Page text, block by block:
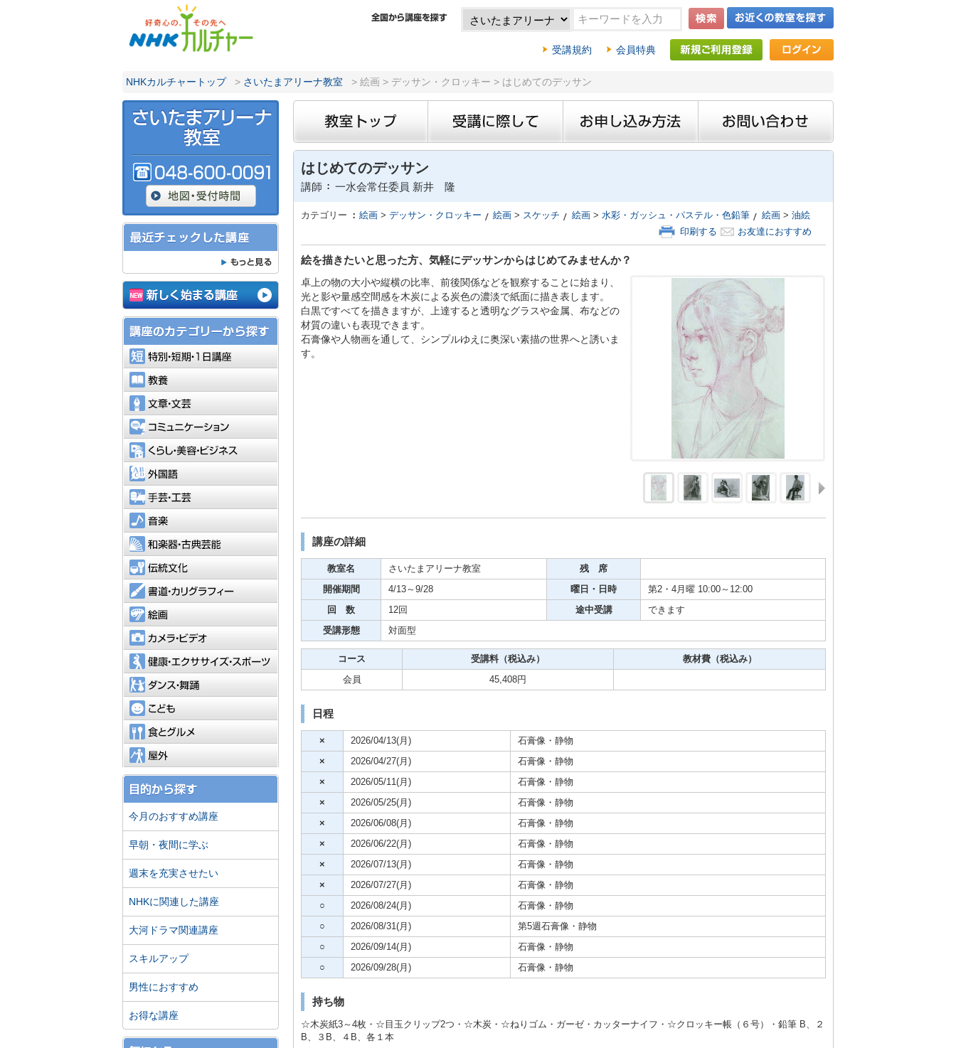
受講規約 会員特典
NHKカルチャートップ > さいたまアリーナ教室 > 絵画 > デッサン・クロッキー > はじめてのデッサン
はじめてのデッサン
講師 一水会常任委員 新井 隆
カテゴリー 絵画 > デッサン・クロッキー 絵画 > スケッチ 絵画 >水彩・ガッシュ・パステル・色鉛筆 絵画 > 油絵
印刷する
お友達におすすめ
絵を描きたいと思った方、気軽にデッサンからはじめてみませんか？
卓上の物の大小や縦横の比率、前後関係などを観察することに始まり、
光と影や量感空間感を木炭による炭色の濃淡で紙面に描き表します。
白黒ですべてを描きますが、上達すると透明なグラスや金属、布などの
材質の違いも表現できます。
石膏像や人物画を通して、シンプルゆえに奥深い素描の世界へと誘いま
す。
講座の詳細
教室名 さいたまアリーナ教室 残 席
開催期間 4/13～9/28 曜日・日時 第2・4月曜 10:00～12:00
回 数 12回 途中受講 できます
受講形態 対面型
コース 受講料（税込み） 教材費（税込み）
会員 45,408円
日程
× 2026/04/13(月) 石膏像・静物
× 2026/04/27(月) 石膏像・静物
× 2026/05/11(月) 石膏像・静物
× 2026/05/25(月) 石膏像・静物
× 2026/06/08(月) 石膏像・静物
× 2026/06/22(月) 石膏像・静物
× 2026/07/13(月) 石膏像・静物
× 2026/07/27(月) 石膏像・静物
○ 2026/08/24(月) 石膏像・静物
○ 2026/08/31(月) 第5週石膏像・静物
○ 2026/09/14(月) 石膏像・静物
○ 2026/09/28(月) 石膏像・静物
持ち物
☆木炭紙3～4枚・☆目玉クリップ2つ・☆木炭・☆ねりゴム・ガーゼ・カッターナイフ・☆クロッキー帳（６号）・鉛筆 B、２
B、３B、４B、各１本
特別・短期・1日講座
和楽器・古典芸能
書道・カリグラフィー
カメラ・ビデオ
健康・エクササイズ・スポーツ
こども
今月のおすすめ講座
早朝・夜間に学ぶ
週末を充実させたい
NHKに関連した講座
大河ドラマ関連講座
スキルアップ
男性におすすめ
お得な講座